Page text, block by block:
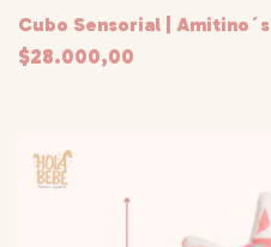
Cubo Sensorial | Amitino´s
$28.000,00